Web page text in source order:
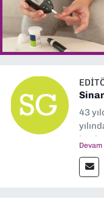
43
Devam